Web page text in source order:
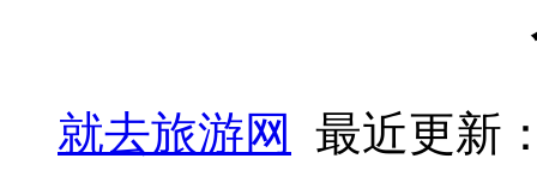
就去旅游网
最近更新